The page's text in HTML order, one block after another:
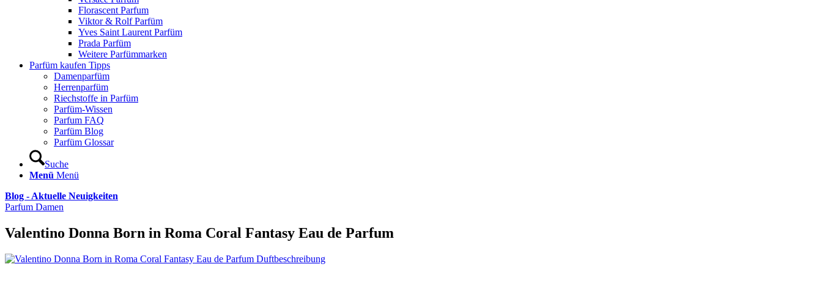
Florascent Parfum
Viktor & Rolf Parfüm
Yves Saint Laurent Parfüm
Prada Parfüm
Weitere Parfümmarken
Parfüm kaufen Tipps
Damenparfüm
Herrenparfüm
Riechstoffe in Parfüm
Parfüm-Wissen
Parfum FAQ
Parfüm Blog
Parfüm Glossar
Suche
Menü Menü
Blog - Aktuelle Neuigkeiten
Parfum Damen
Valentino Donna Born in Roma Coral Fantasy Eau de Parfum